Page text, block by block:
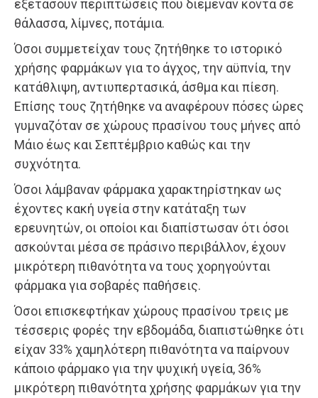
εξετάσουν περιπτώσεις που διέμεναν κοντά σε
θάλασσα, λίμνες, ποτάμια.
Όσοι συμμετείχαν τους ζητήθηκε το ιστορικό
χρήσης φαρμάκων για το άγχος, την αϋπνία, την
κατάθλιψη, αντιυπερτασικά, άσθμα και πίεση.
Επίσης τους ζητήθηκε να αναφέρουν πόσες ώρες
γυμναζόταν σε χώρους πρασίνου τους μήνες από
Μάιο έως και Σεπτέμβριο καθώς και την
συχνότητα.
Όσοι λάμβαναν φάρμακα χαρακτηρίστηκαν ως
έχοντες κακή υγεία στην κατάταξη των
ερευνητών, οι οποίοι και διαπίστωσαν ότι όσοι
ασκούνται μέσα σε πράσινο περιβάλλον, έχουν
μικρότερη πιθανότητα να τους χορηγούνται
φάρμακα για σοβαρές παθήσεις.
Όσοι επισκεφτήκαν χώρους πρασίνου τρεις με
τέσσερις φορές την εβδομάδα, διαπιστώθηκε ότι
είχαν 33% χαμηλότερη πιθανότητα να παίρνουν
κάποιο φάρμακο για την ψυχική υγεία, 36%
μικρότερη πιθανότητα χρήσης φαρμάκων για την